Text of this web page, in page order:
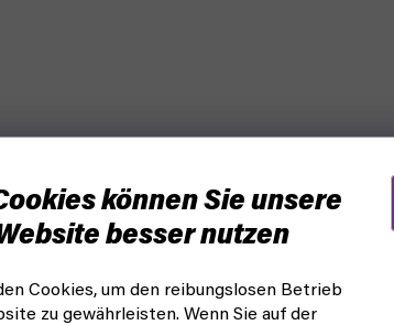
können Sie unsere
besser nutzen
Cookies, um den reibungslosen Betrieb
zu gewährleisten. Wenn Sie auf der
LEITFADEN FÜR ANFÄNGER